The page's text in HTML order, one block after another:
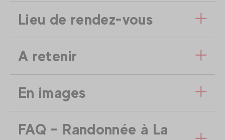
Lieu de rendez-vous
A retenir
En images
FAQ – Randonnée à La